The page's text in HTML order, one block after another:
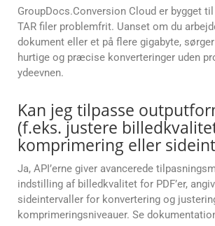
GroupDocs.Conversion Cloud er bygget
TAR filer problemfrit. Uanset om du
dokument eller et på flere gigabyte, sørger
hurtige og præcise konverteringer uden
ydeevnen.
Kan jeg tilpasse
(f.eks. justere
komprimering eller
Ja, API’erne giver avancerede
indstilling af billedkvalitet for PDF’er,
sideintervaller for konvertering og
komprimeringsniveauer. Se